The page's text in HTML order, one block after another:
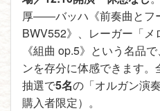
厚――バッハ《前奏曲とフ
BWV552》、レーガー「
《組曲 op.5》という名品
ンを存分に体感できます。
抽選で5名の「オルガン演
購入者限定）。